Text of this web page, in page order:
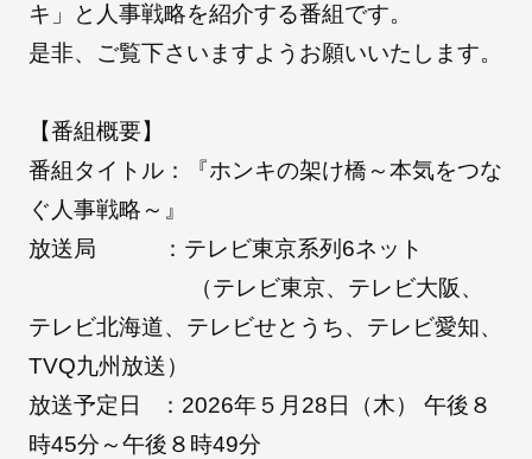
ニュースリリース
朝日インテックとは
医療関係の皆さまへ
お問い合わせ
キ」と人事戦略を紹介する番組です。
是非、ご覧下さいますようお願いいたします。
【番組概要】
番組タイトル：『ホンキの架け橋～本気をつな
ぐ人事戦略～』
放送局 ：テレビ東京系列6ネット
（テレビ東京、テレビ大阪、
テレビ北海道、テレビせとうち、テレビ愛知、
TVQ九州放送）
放送予定日 ：2026年５月28日（木） 午後８
時45分～午後８時49分